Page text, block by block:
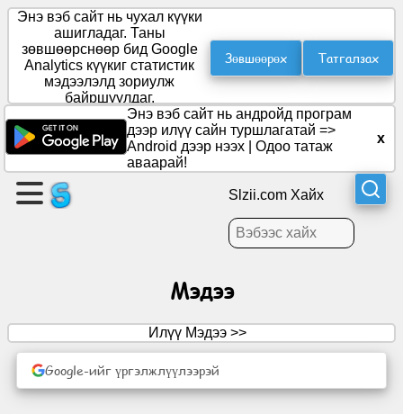
Хуудас
Бүлэг
үүсгэх
үйлчилгээ
Энэ вэб сайт нь чухал күүки
ашигладаг. Таны
зөвшөөрснөөр бид Google
Analytics күүкиг статистик
мэдээлэлд зориулж
байршуулдаг.
Зөвшөөрөх Татгалзах
Энэ вэб сайт нь андройд програм
дээр илүү сайн туршлагатай =>
Android дээр нээх
Одоо татаж
аваарай!
x
Slzii.com Хайх
Мэдээ
Илүү Мэдээ >>
Google-ийг үргэлжлүүлээрэй